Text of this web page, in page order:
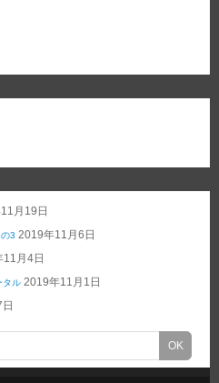
月19日
3 2019年11月6日
月4日
タル 2019年11月1日